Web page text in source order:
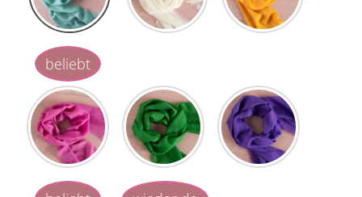
beliebt